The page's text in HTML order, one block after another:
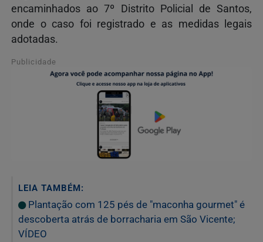
encaminhados ao 7º Distrito Policial de Santos,
onde o caso foi registrado e as medidas legais
adotadas.
Publicidade
LEIA TAMBÉM:
Plantação com 125 pés de "maconha gourmet" é
descoberta atrás de borracharia em São Vicente;
VÍDEO